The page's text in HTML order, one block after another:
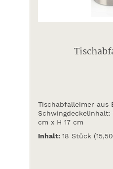
Tischabfalleimer aus
SchwingdeckelInhalt:
cm x H 17 cm
Inhalt: 18 Stück